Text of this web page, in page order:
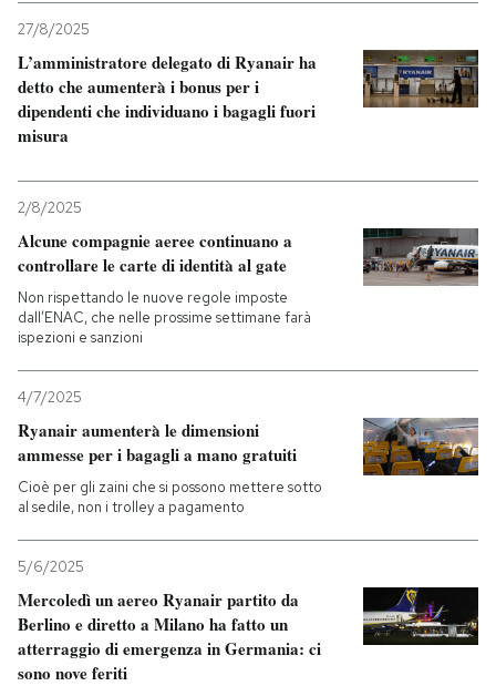
27/8/2025
L’amministratore delegato di Ryanair ha
detto che aumenterà i bonus per i
dipendenti che individuano i bagagli fuori
misura
2/8/2025
Alcune compagnie aeree continuano a
controllare le carte di identità al gate
Non rispettando le nuove regole imposte
dall’ENAC, che nelle prossime settimane farà
ispezioni e sanzioni
4/7/2025
Ryanair aumenterà le dimensioni
ammesse per i bagagli a mano gratuiti
Cioè per gli zaini che si possono mettere sotto
al sedile, non i trolley a pagamento
5/6/2025
Mercoledì un aereo Ryanair partito da
Berlino e diretto a Milano ha fatto un
atterraggio di emergenza in Germania: ci
sono nove feriti